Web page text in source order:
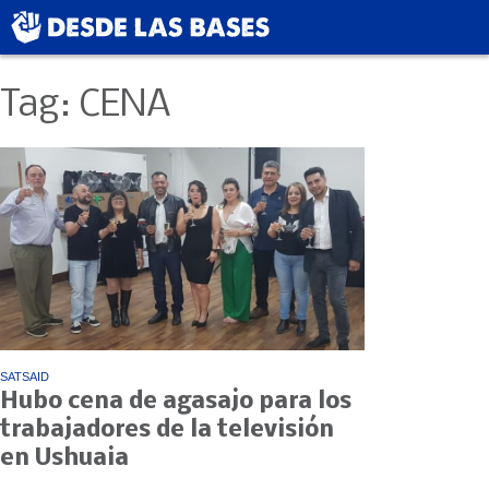
Tag: CENA
SATSAID
Hubo cena de agasajo para los
trabajadores de la televisión
en Ushuaia